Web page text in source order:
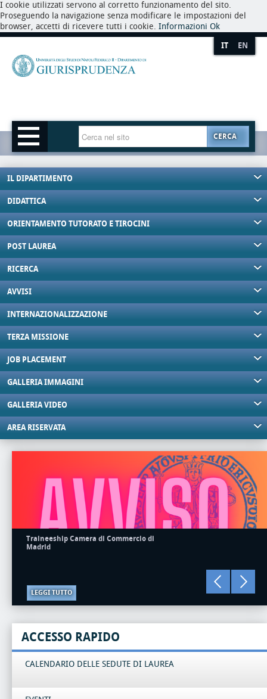
I cookie utilizzati servono al corretto funzionamento del sito.
Proseguendo la navigazione senza modificare le impostazioni del
browser, accetti di ricevere tutti i cookie. Informazioni Ok
IT EN
CERCA
IL DIPARTIMENTO
DIDATTICA
ORIENTAMENTO TUTORATO E TIROCINI
POST LAUREA
RICERCA
AVVISI
INTERNAZIONALIZZAZIONE
TERZA MISSIONE
JOB PLACEMENT
GALLERIA IMMAGINI
GALLERIA VIDEO
AREA RISERVATA
Traineeship Camera di Commercio di
Madrid
LEGGI TUTTO
ACCESSO RAPIDO
CALENDARIO DELLE SEDUTE DI LAUREA